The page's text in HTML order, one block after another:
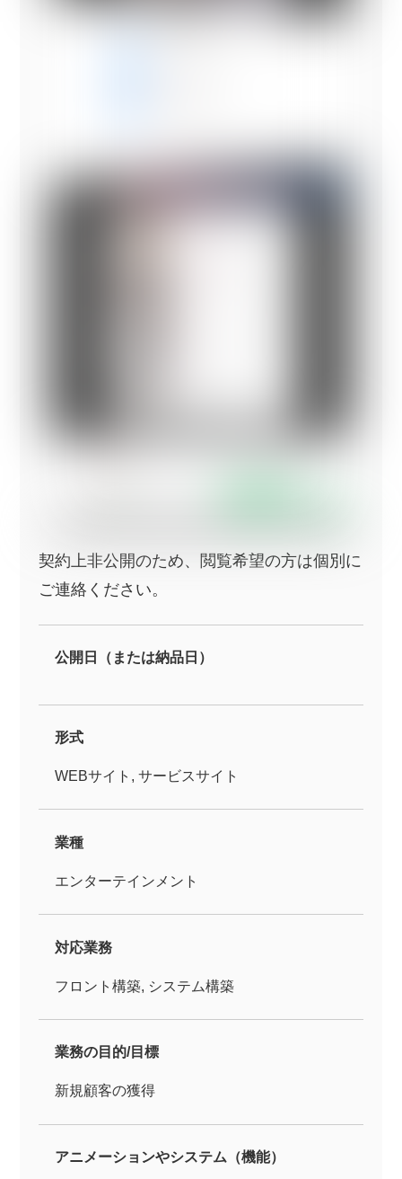
契約上非公開のため、閲覧希望の方は個別に
ご連絡ください。
公開日（または納品日）
形式
WEBサイト, サービスサイト
業種
エンターテインメント
対応業務
フロント構築, システム構築
業務の目的/目標
新規顧客の獲得
アニメーションやシステム（機能）